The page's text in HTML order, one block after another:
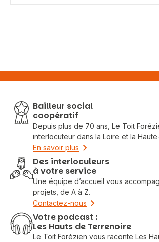
Bailleur social
coopératif
Depuis plus de 70 ans, Le Toit
interlocuteur dans la Loire et la
En savoir plus
Des interloculeurs
à votre service
Une équipe d’accueil vous
projets, de A à Z.
Contactez-nous
Votre podcast :
Les Hauts de Terrenoire
Le Toit Forézien vous raconte Les